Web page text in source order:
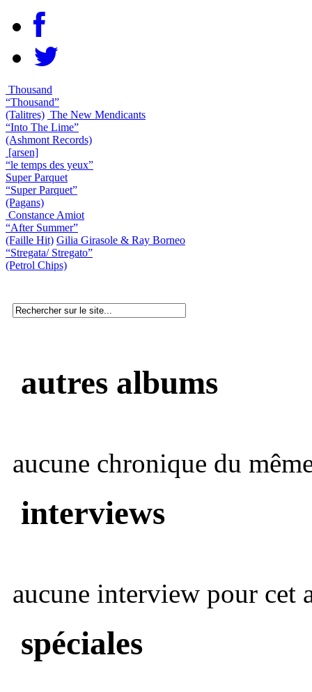
Thousand
“Thousand”
(Talitres) The New Mendicants
“Into The Lime”
(Ashmont Records)
[arsen]
“le temps des yeux”
Super Parquet
“Super Parquet”
(Pagans)
Constance Amiot
“After Summer”
(Faille Hit) Gilia Girasole & Ray Borneo
“Stregata/ Stregato”
(Petrol Chips)
autres albums
aucune chronique du
interviews
aucune interview pour cet
spéciales